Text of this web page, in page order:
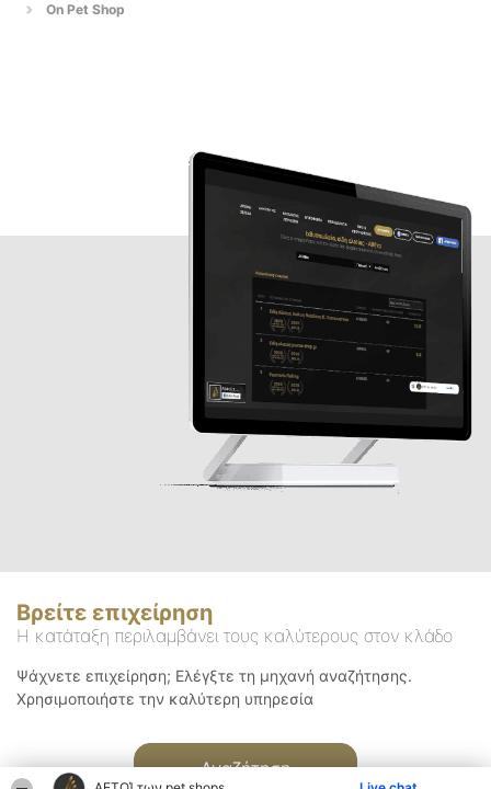
On Pet Shop
Βρείτε επιχείρηση
Η κατάταξη περιλαμβάνει τους καλύτερους στον κλάδο
Ψάχνετε επιχείρηση; Ελέγξτε τη μηχανή αναζήτησης.
Χρησιμοποιήστε την καλύτερη υπηρεσία
Αναζήτηση